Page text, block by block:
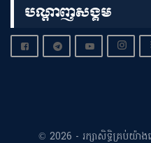
បណ្តាញសង្គម
© 2026 - រក្សាសិទ្ធិគ្រប់យ៉